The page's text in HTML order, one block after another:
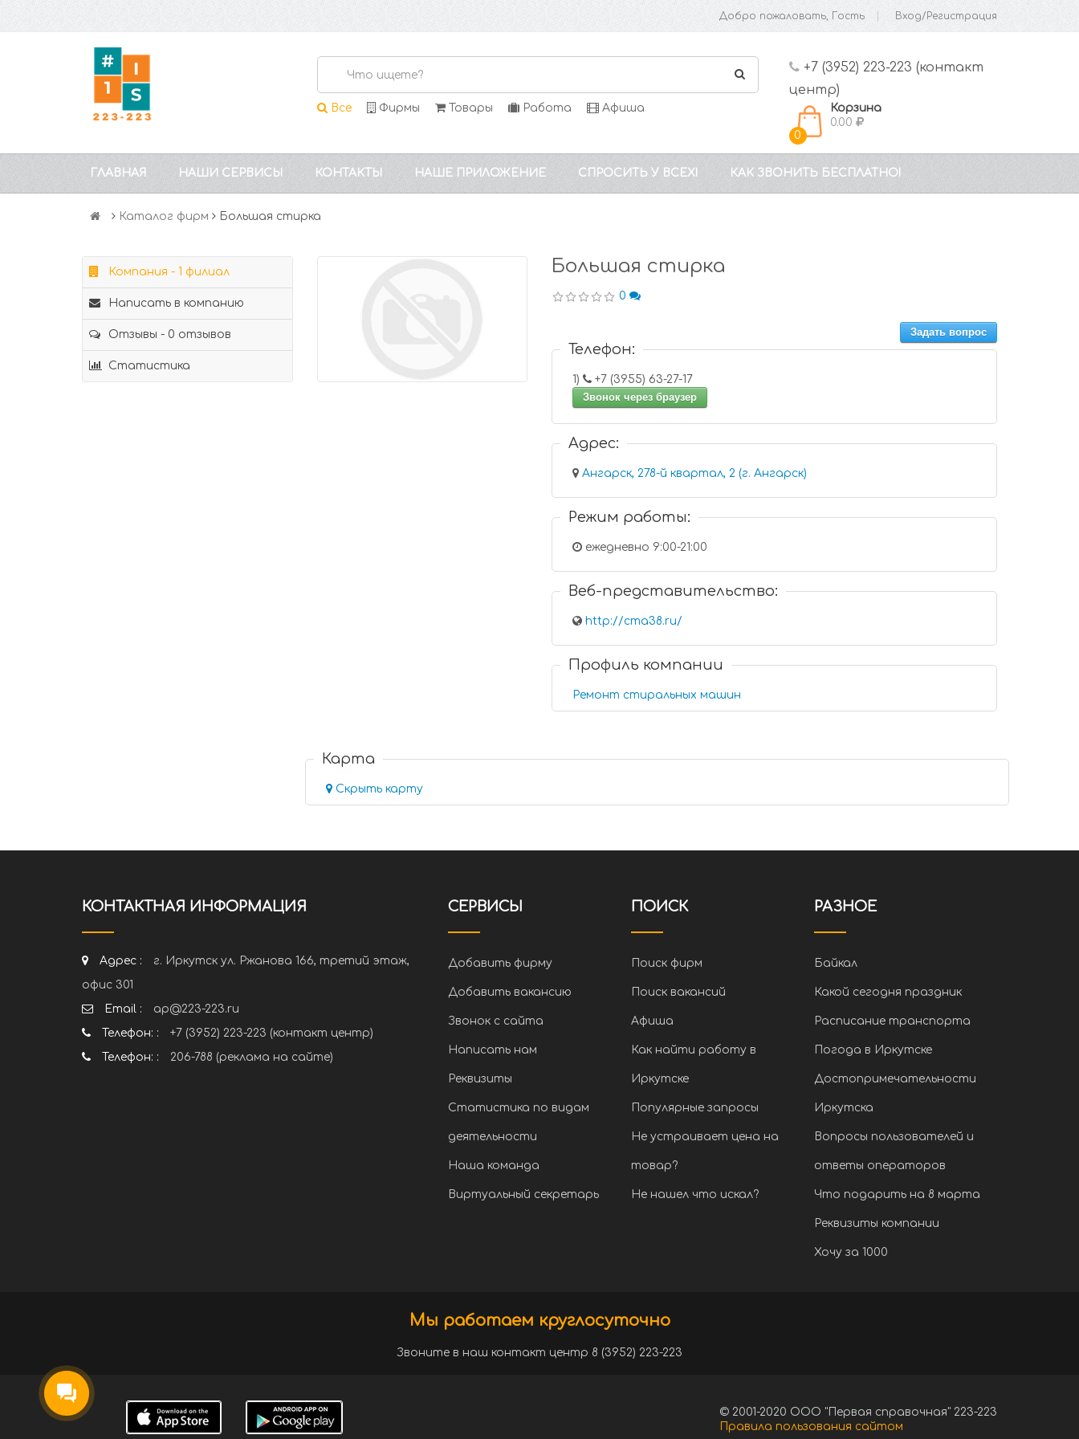
Добро пожаловать, Гость Вход/Регистрация
Все Фирмы Товары Работа Афиша
+7 (3952) 223-223 (контакт
центр)
0
Корзина
0.00
ГЛАВНАЯ НАШИ СЕРВИСЫ КОНТАКТЫ НАШЕ ПРИЛОЖЕНИЕ СПРОСИТЬ У ВСЕХ! КАК ЗВОНИТЬ БЕСПЛАТНО!
Каталог фирм Большая стирка
Компания - 1 филиал
Написать в компанию
Отзывы - 0 отзывов
Статистика
Большая стирка
0
Задать вопрос
Телефон:
1)
+7 (3955) 63-27-17
Звонок через браузер
Адрес:
Ангарск, 278-й квартал, 2 (г. Ангарск)
Режим работы:
ежедневно 9:00-21:00
Веб-представительство:
http://cma38.ru/
Профиль компании
Ремонт стиральных машин
Карта
Скрыть карту
КОНТАКТНАЯ ИНФОРМАЦИЯ
Адрес :
г. Иркутск ул. Ржанова 166, третий этаж,
офис 301
Email :
ap@223-223.ru
Телефон: :
+7 (3952) 223-223 (контакт центр)
Телефон: :
206-788 (реклама на сайте)
СЕРВИСЫ
Добавить фирму
Добавить вакансию
Звонок с сайта
Написать нам
Реквизиты
Статистика по видам
деятельности
Наша команда
Виртуальный секретарь
ПОИСК
Поиск фирм
Поиск вакансий
Афиша
Как найти работу в
Иркутске
Популярные запросы
Не устраивает цена на
товар?
Не нашел что искал?
РАЗНОЕ
Байкал
Какой сегодня праздник
Расписание транспорта
Погода в Иркутске
Достопримечательности
Иркутска
Вопросы пользователей и
ответы операторов
Что подарить на 8 марта
Реквизиты компании
Хочу за 1000
Мы работаем круглосуточно
Звоните в наш контакт центр 8 (3952) 223-223
© 2001-2020 ООО "Первая справочная" 223-223
Правила пользования сайтом